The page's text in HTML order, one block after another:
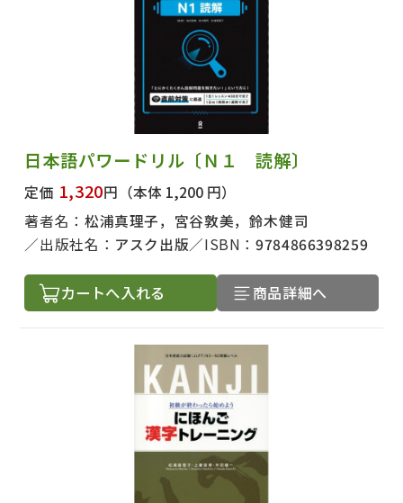
著者名で絞り込む
絞り込む
日本語パワードリル〔Ｎ１ 読解〕
定価 1,320円 （本体 1,200 円）
著者名： 松浦真理子，宮谷敦美，鈴木健司
出版社名： アスク出版 ISBN：9784866398259
カートへ入れる 商品詳細へ